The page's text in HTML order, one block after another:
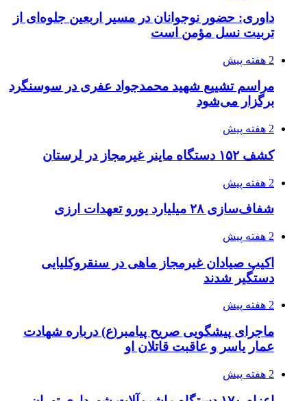
داوری: حضور نوجوانان در مسیر اربعین جلوه‌ای از
تربیت نسل مؤمن است
2 هفته پیش
مراسم تشییع شهید محمدجواد عفری در سوسنگرد
برگزار می‌شود
2 هفته پیش
کشف ۱۵۲ دستگاه ماینر غیرمجاز در لرستان
2 هفته پیش
شفاف‌سازی ۲۸ میلیارد یورو تعهدات ارزی
2 هفته پیش
اکیپ صیادان غیرمجاز ماهی در سنقروکلیایی
دستگیر شدند
2 هفته پیش
ماجرای پیشگویی صریح پیامبر(ع) درباره شهادت
عمار یاسر و عاقبت قاتلان او
2 هفته پیش